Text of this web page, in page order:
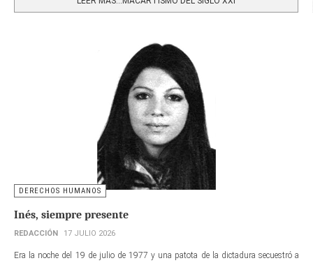
DERECHOS HUMANOS
Inés, siempre presente
REDACCIÓN 17 JULIO 2026
Era la noche del 19 de julio de 1977 y una patota de la dictadura secuestró a